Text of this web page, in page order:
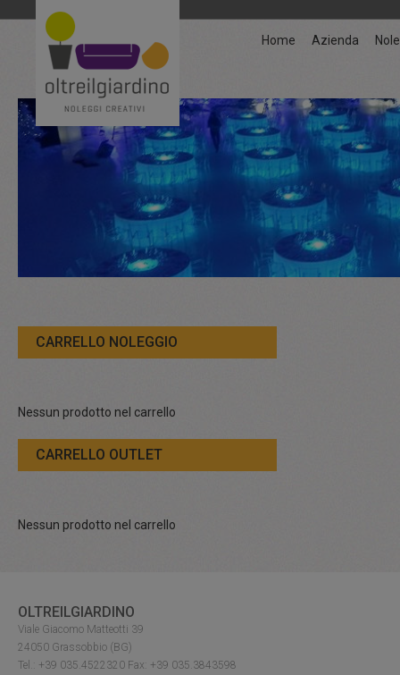
Home Azienda
CARRELLO NOLEGGIO
Nessun prodotto nel carrello
CARRELLO OUTLET
Nessun prodotto nel carrello
OLTREILGIARDINO
Viale Giacomo Matteotti 39
24050 Grassobbio (BG)
Tel.: +39 035.4522320 Fax: +39 035.3843598